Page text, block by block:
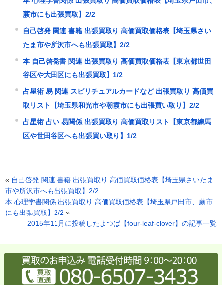
蕨市にも出張買取】2/2
自己啓発 関連 書籍 出張買取り 高価買取価格表【埼玉県さい
たま市や所沢市へも出張買取】2/2
本 自己啓発書 関連 出張買取り 高価買取価格表【東京都世田
谷区や大田区にも出張買取】1/2
占星術 易 関連 スピリチュアルカードなど 出張買取り 高価買
取リスト【埼玉県和光市や朝霞市にも出張買い取り】2/2
占星術 占い 易関係 出張買取り 高価買取リスト【東京都練馬
区や世田谷区へも出張買い取り】1/2
« 自己啓発 関連 書籍 出張買取り 高価買取価格表【埼玉県さいたま
市や所沢市へも出張買取】2/2
本 心理学書関係 出張買取り 高価買取価格表【埼玉県戸田市、蕨市
にも出張買取】2/2 »
2015年11月に投稿したよつば【four-leaf-clover】の記事一覧